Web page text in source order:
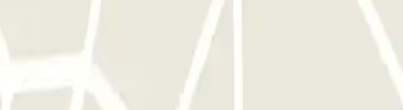
em Parclick.